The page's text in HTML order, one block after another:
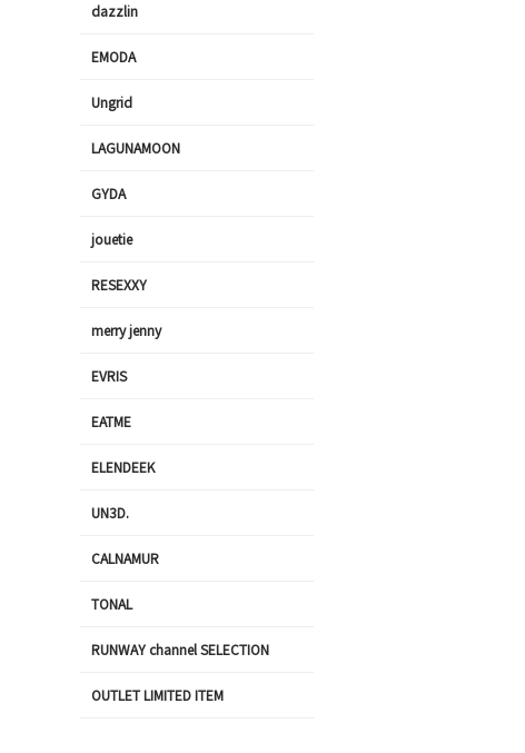
dazzlin
EMODA
Ungrid
LAGUNAMOON
GYDA
jouetie
RESEXXY
merry jenny
EVRIS
EATME
ELENDEEK
UN3D.
CALNAMUR
TONAL
RUNWAY channel SELECTION
OUTLET LIMITED ITEM